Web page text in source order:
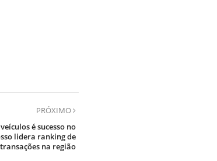
PRÓXIMO
é sucesso no
lidera ranking de
transações na região